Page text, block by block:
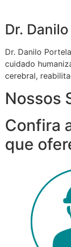
Dr.
Dr. Danilo
cuidado
cerebral,
Nossos
Confira
que